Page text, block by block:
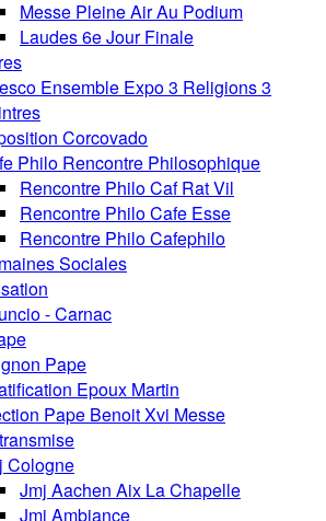
Messe Pleine Air Au Podium
Laudes 6e Jour Finale
Ensemble Expo 3 Religions 3
Corcovado
Philo Rencontre Philosophique
Rencontre Philo Caf Rat Vil
Rencontre Philo Cafe Esse
Rencontre Philo Cafephilo
Sociales
- Carnac
Pape
Epoux Martin
Pape Benoit Xvi Messe
Cologne
Jmj Aachen Aix La Chapelle
Jmj Ambiance